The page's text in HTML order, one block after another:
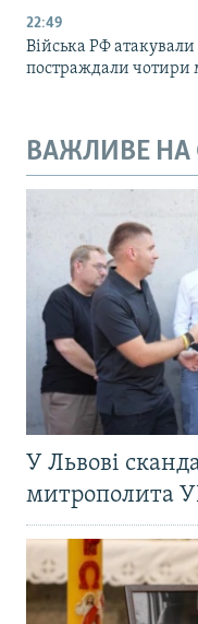
22:49
Війська РФ
постраждали чотири
ВАЖЛИВЕ НА
У Львові
митрополита